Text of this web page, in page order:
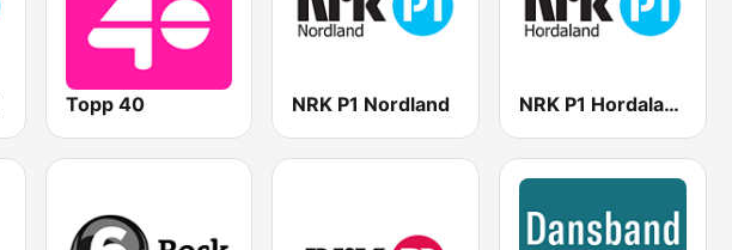
Topp 40 NRK P1 Nordland NRK P1 Hordaland